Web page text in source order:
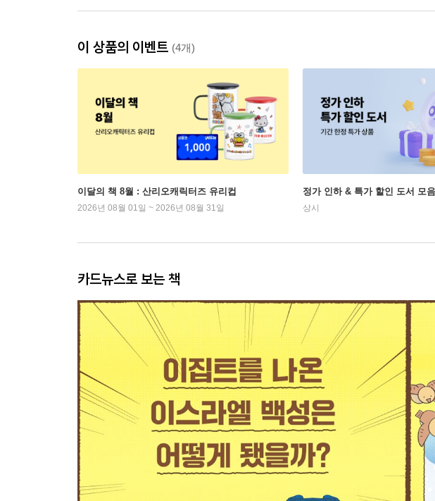
이 상품의 이벤트 (4개)
이달의 책 8월 : 산리오캐릭터즈 유리컵
2026년 08월 01일 ~ 2026년 08월 31일
정가 인하 & 특가 할인 도서 모음
상시
카드뉴스로 보는 책